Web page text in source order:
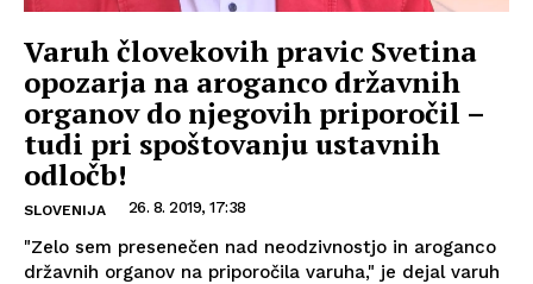
Varuh človekovih pravic Svetina
opozarja na aroganco državnih
organov do njegovih priporočil –
tudi pri spoštovanju ustavnih
odločb!
SLOVENIJA 26. 8. 2019, 17:38
"Zelo sem presenečen nad neodzivnostjo in aroganco
državnih organov na priporočila varuha," je dejal varuh